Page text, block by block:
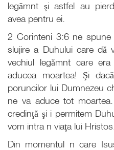
legămnt şi astfel au
avea pentru ei.
2 Corinteni 3:6 ne
slujire a Duhului care dă
vechiul legămnt care
aducea moartea! Şi
poruncilor lui Dumnezeu
ne va aduce tot
credinţă şi i permitem
vom intra n viaţa lui Hristos.
Din momentul n care